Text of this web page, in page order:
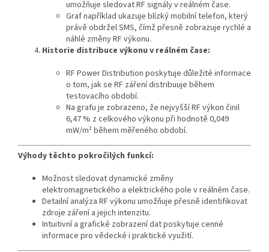
umožňuje sledovat RF signály v reálném čase.
Graf například ukazuje blízký mobilní telefon, který
právě obdržel SMS, čímž přesně zobrazuje rychlé a
náhlé změny RF výkonu.
Historie distribuce výkonu v reálném čase:
RF Power Distribution poskytuje důležité informace
o tom, jak se RF záření distribuuje během
testovacího období.
Na grafu je zobrazeno, že nejvyšší RF výkon činil
6,47 % z celkového výkonu při hodnotě 0,049
mW/m² během měřeného období.
Výhody těchto pokročilých funkcí:
Možnost sledovat dynamické změny
elektromagnetického a elektrického pole v reálném čase.
Detailní analýza RF výkonu umožňuje přesně identifikovat
zdroje záření a jejich intenzitu.
Intuitivní a grafické zobrazení dat poskytuje cenné
informace pro vědecké i praktické využití.